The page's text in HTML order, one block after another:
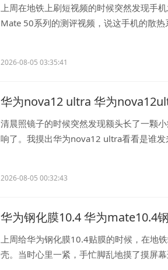
上周在地铁上刷短视频的时候突然发现手
Mate 50系列的测评视频，说这手机的散
2026-08-05 03:35:41
华为nova12 ultra 华为
清晨照镜子的时候突然发现额头长了一颗
响了。我摸出华为nova12 ultra看看是谁
2026-08-05 00:32:43
华为钢化膜10.4 华为mate10.4
上周给华为钢化膜10.4贴膜的时候，在地
壳。当时心里一紧，手忙脚乱地摸了摸屏